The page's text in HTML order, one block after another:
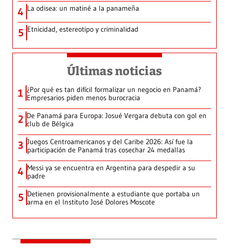
4 La odisea: un matiné a la panameña
5 Etnicidad, estereotipo y criminalidad
Últimas noticias
1 ¿Por qué es tan difícil formalizar un negocio en Panamá?
Empresarios piden menos burocracia
2 De Panamá para Europa: Josué Vergara debuta con gol en
club de Bélgica
3 Juegos Centroamericanos y del Caribe 2026: Así fue la
participación de Panamá tras cosechar 24 medallas
4 Messi ya se encuentra en Argentina para despedir a su
padre
5 Detienen provisionalmente a estudiante que portaba un
arma en el Instituto José Dolores Moscote